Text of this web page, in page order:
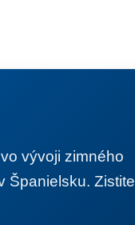
vývoji zimného
Španielsku. Zistite